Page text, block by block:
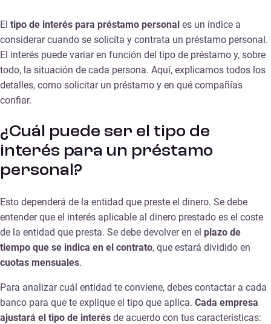
El tipo de interés para préstamo personal es un índice a
considerar cuando se solicita y contrata un préstamo personal.
El interés puede variar en función del tipo de préstamo y, sobre
todo, la situación de cada persona. Aquí, explicamos todos los
detalles, como solicitar un préstamo y en qué compañías
confiar.
¿Cuál puede ser el tipo de
interés para un préstamo
personal?
Esto dependerá de la entidad que preste el dinero. Se debe
entender que el interés aplicable al dinero prestado es el coste
de la entidad que presta. Se debe devolver en el plazo de
tiempo que se indica en el contrato, que estará dividido en
cuotas mensuales.
Para analizar cuál entidad te conviene, debes contactar a cada
banco para que te explique el tipo que aplica. Cada empresa
ajustará el tipo de interés de acuerdo con tus características: